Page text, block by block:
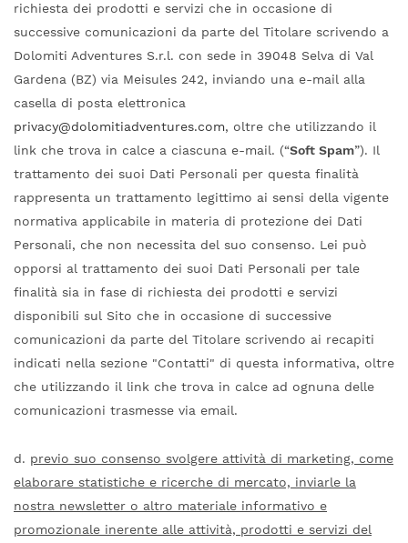
richiesta dei prodotti e servizi che in occasione di
successive comunicazioni da parte del Titolare scrivendo a
Dolomiti Adventures S.r.l. con sede in 39048 Selva di Val
Gardena (BZ) via Meisules 242, inviando una e-mail alla
casella di posta elettronica
privacy@dolomitiadventures.com, oltre che utilizzando il
link che trova in calce a ciascuna e-mail. (“Soft Spam”). Il
trattamento dei suoi Dati Personali per questa finalità
rappresenta un trattamento legittimo ai sensi della vigente
normativa applicabile in materia di protezione dei Dati
Personali, che non necessita del suo consenso. Lei può
opporsi al trattamento dei suoi Dati Personali per tale
finalità sia in fase di richiesta dei prodotti e servizi
disponibili sul Sito che in occasione di successive
comunicazioni da parte del Titolare scrivendo ai recapiti
indicati nella sezione "Contatti" di questa informativa, oltre
che utilizzando il link che trova in calce ad ognuna delle
comunicazioni trasmesse via email.
d. previo suo consenso svolgere attività di marketing, come
elaborare statistiche e ricerche di mercato, inviarle la
nostra newsletter o altro materiale informativo e
promozionale inerente alle attività, prodotti e servizi del